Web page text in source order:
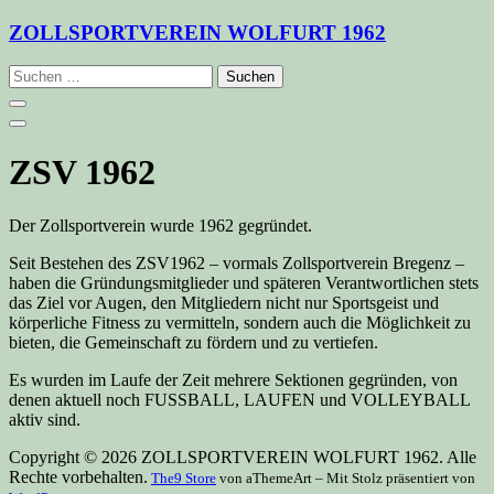
Zum
springen
ZOLLSPORTVEREIN WOLFURT 1962
Suchen
nach:
ZSV 1962
Der Zollsportverein wurde 1962 gegründet.
Seit Bestehen des ZSV1962 – vormals Zollsportverein Bregenz –
haben die Gründungsmitglieder und späteren Verantwortlichen stets
das Ziel vor Augen, den Mitgliedern nicht nur Sportsgeist und
körperliche Fitness zu vermitteln, sondern auch die Möglichkeit zu
bieten, die Gemeinschaft zu fördern und zu vertiefen.
Es wurden im Laufe der Zeit mehrere Sektionen gegründen, von
denen aktuell noch FUSSBALL, LAUFEN und VOLLEYBALL
aktiv sind.
Copyright © 2026 ZOLLSPORTVEREIN WOLFURT 1962. Alle
Rechte vorbehalten. The9 Store von aThemeArt – Mit Stolz präsentiert von